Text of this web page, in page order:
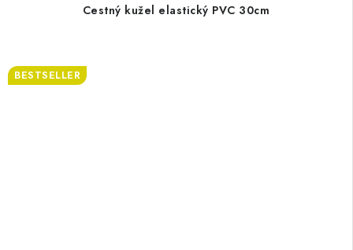
Cestný kužel elastický PVC 30cm
BESTSELLER